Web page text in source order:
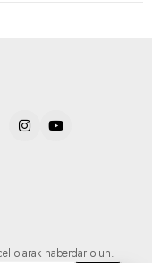
olarak haberdar olun.